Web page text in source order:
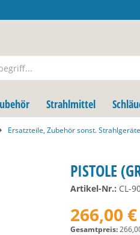
Strahlmittel
Ersatzteile, Zubehör sonst. Strahlgeräte
PISTOLE
Artikel-Nr.: CL-
266,00
Gesamtpreis: